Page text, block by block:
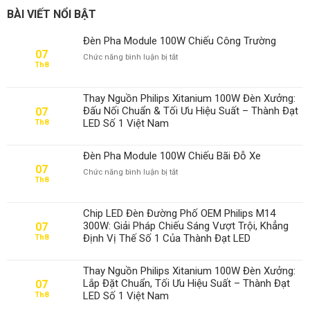
BÀI VIẾT NỔI BẬT
07
Th8
Đèn Pha Module 100W Chiếu Công Trường
Chức năng bình luận bị tắtở
100W
Chiếu
07
Th8
Thay Nguồn Philips Xitanium 100W Đèn Xưởng:
Đấu Nối Chuẩn & Tối Ưu Hiệu Suất – Thành Đạt
LED Số 1 Việt Nam
07
Th8
Đèn Pha Module 100W Chiếu Bãi Đỗ Xe
Chức năng bình luận bị tắtở
Module
100W
Chiếu
Bãi
Xe
07
Th8
Chip LED Đèn Đường Phố OEM Philips M14
300W: Giải Pháp Chiếu Sáng Vượt Trội, Khẳng
Định Vị Thế Số 1 Của Thành Đạt LED
07
Th8
Thay Nguồn Philips Xitanium 100W Đèn Xưởng:
Lắp Đặt Chuẩn, Tối Ưu Hiệu Suất – Thành Đạt
LED Số 1 Việt Nam